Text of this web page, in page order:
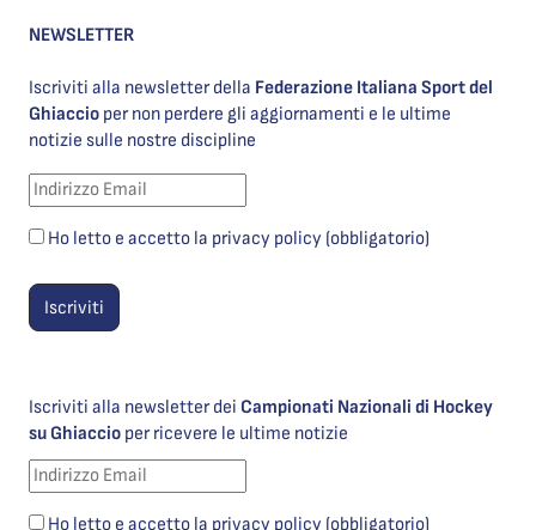
NEWSLETTER
Iscriviti alla newsletter della Federazione Italiana Sport del
Ghiaccio per non perdere gli aggiornamenti e le ultime
notizie sulle nostre discipline
Ho letto e accetto la privacy policy (obbligatorio)
Iscriviti alla newsletter dei Campionati Nazionali di Hockey
su Ghiaccio per ricevere le ultime notizie
Ho letto e accetto la privacy policy (obbligatorio)